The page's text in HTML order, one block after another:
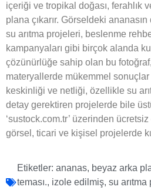
içeriği ve tropikal doğası, ferahlık
plana çıkarır. Görseldeki
su arıtma projeleri, beslenme
kampanyaları gibi birçok alanda
çözünürlüğe sahip olan bu
materyallerde mükemmel sonuçlar
keskinliği ve netliği, özellikle su
detay gerektiren projelerde bile
‘sustock.com.tr’ üzerinden
görsel, ticari ve kişisel projelerde
Etiketler: ananas, beyaz arka
teması., izole edilmiş, su arıtma